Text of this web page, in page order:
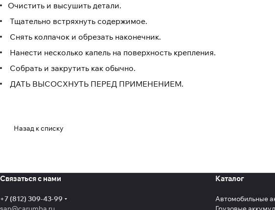
Очистить и высушить детали.
Тщательно встряхнуть содержимое.
Снять колпачок и обрезать наконечник.
Нанести несколько капель на поверхность крепления.
Собрать и закрутить как обычно.
ДАТЬ ВЫСОСХНУТЬ ПЕРЕД ПРИМЕНЕНИЕМ.
Назад к списку
Связаться с нами
+7 (812) 309-43-99
Каталог
Автомобильные